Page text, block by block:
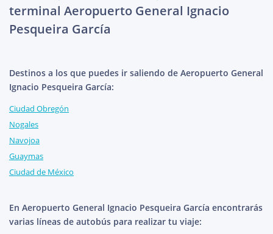
terminal Aeropuerto General Ignacio
Pesqueira García
Destinos a los que puedes ir saliendo de Aeropuerto General
Ignacio Pesqueira García:
Ciudad Obregón
Nogales
Navojoa
Guaymas
Ciudad de México
En Aeropuerto General Ignacio Pesqueira García encontrarás
varias líneas de autobús para realizar tu viaje: